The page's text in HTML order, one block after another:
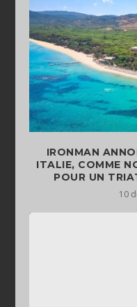
IRONMAN
ITALIE, COMME
POUR UN
10